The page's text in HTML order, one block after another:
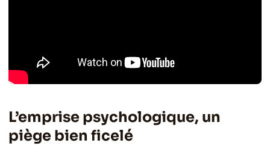
L’emprise psychologique, un
piège bien ficelé